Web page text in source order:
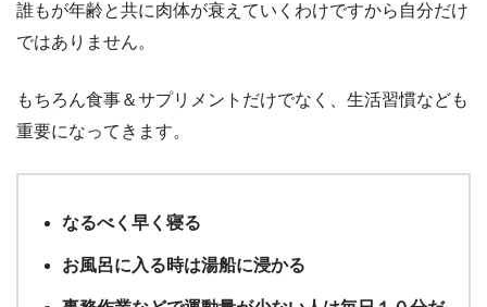
誰もが年齢と共に肉体が衰えていくわけですから自分だけ
ではありません。
もちろん食事＆サプリメントだけでなく、生活習慣なども
重要になってきます。
なるべく早く寝る
お風呂に入る時は湯船に浸かる